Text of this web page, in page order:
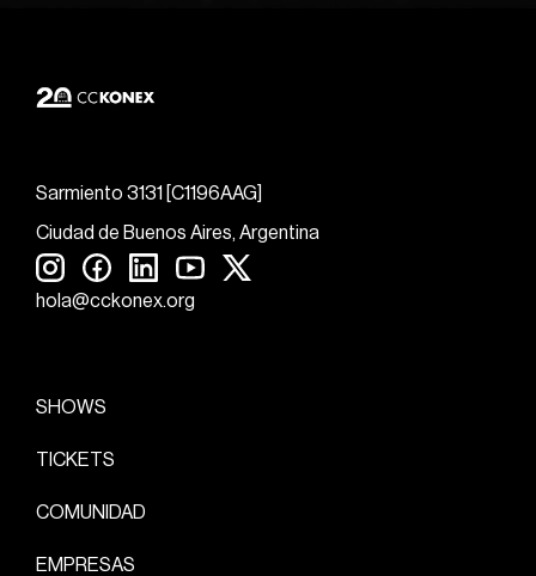
Sarmiento 3131 [C1196AAG]
Ciudad de Buenos Aires, Argentina
hola@cckonex.org
SHOWS
TICKETS
COMUNIDAD
EMPRESAS